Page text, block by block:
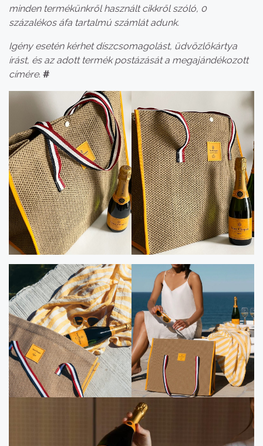
minden termékünkről használt cikkről szóló, 0
százalékos áfa tartalmú számlát adunk.
Igény esetén kérhet díszcsomagolást, üdvözlőkártya
írást, és az adott termék postázását a megajándékozott
címére. #